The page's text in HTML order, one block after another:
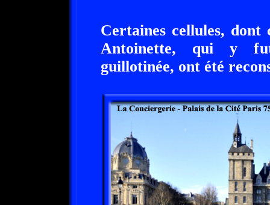
Certaines cellules,
Antoinette, qui y
guillotinée, ont été